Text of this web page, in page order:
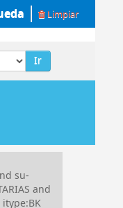
Limpiar
Ir
su-
and
itype:BK